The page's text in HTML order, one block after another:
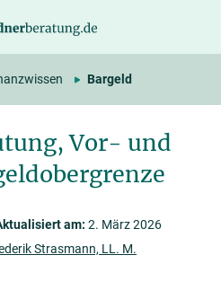
Vor- und
Bargeld
am: 2. März 2026
Strasmann, LL. M.